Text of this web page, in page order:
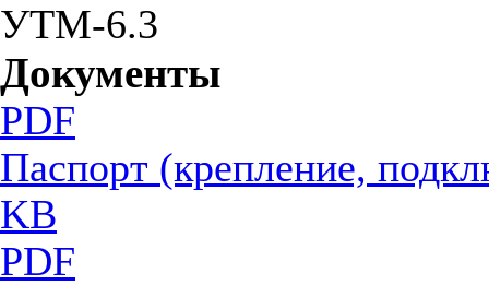
Документы
PDF
Паспорт (крепление,
KB
PDF